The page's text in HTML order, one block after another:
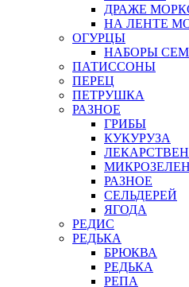
ДРАЖЕ
НА ЛЕНТЕ
ОГУРЦЫ
НАБОРЫ
ПАТИССОНЫ
ПЕРЕЦ
ПЕТРУШКА
РАЗНОЕ
ГРИБЫ
КУКУРУЗА
РАЗНОЕ
СЕЛЬДЕРЕЙ
ЯГОДА
РЕДИС
РЕДЬКА
БРЮКВА
РЕДЬКА
РЕПА